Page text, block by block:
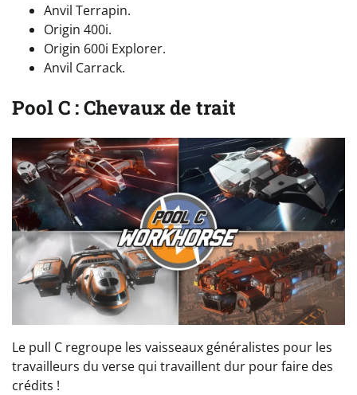
Anvil Terrapin.
Origin 400i.
Origin 600i Explorer.
Anvil Carrack.
Pool C : Chevaux de trait
Le pull C regroupe les vaisseaux généralistes pour les
travailleurs du verse qui travaillent dur pour faire des
crédits !